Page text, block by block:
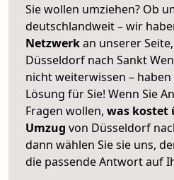
Sie wollen umziehen? Ob
deutschlandweit – wir
Netzwerkan unserer
Düsseldorf nach Sankt
nicht weiterwissen –
Lösung für Sie! Wenn Sie
Fragen wollen, was kostet
Umzug von Düsseldorf
dann wählen Sie sie uns,
die passende Antwort auf